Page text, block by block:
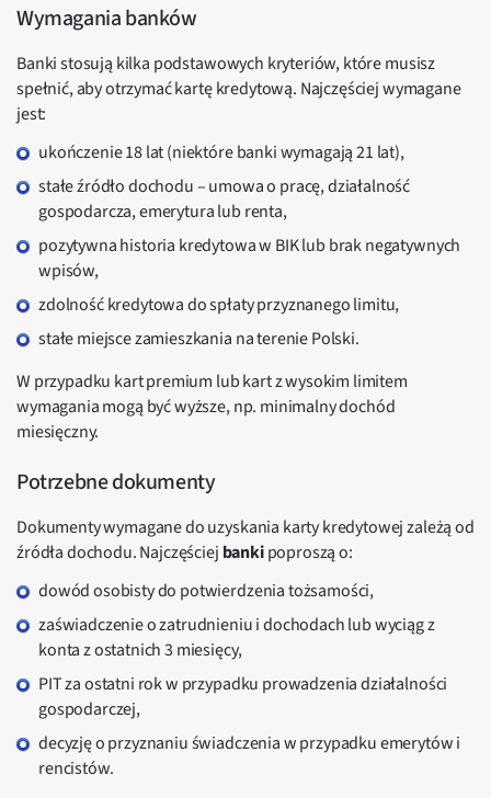
Wymagania banków
Banki stosują kilka podstawowych kryteriów, które musisz
spełnić, aby otrzymać kartę kredytową. Najczęściej wymagane
jest:
ukończenie 18 lat (niektóre banki wymagają 21 lat),
stałe źródło dochodu – umowa o pracę, działalność
gospodarcza, emerytura lub renta,
pozytywna historia kredytowa w BIK lub brak negatywnych
wpisów,
zdolność kredytowa do spłaty przyznanego limitu,
stałe miejsce zamieszkania na terenie Polski.
W przypadku kart premium lub kart z wysokim limitem
wymagania mogą być wyższe, np. minimalny dochód
miesięczny.
Potrzebne dokumenty
Dokumenty wymagane do uzyskania karty kredytowej zależą od
źródła dochodu. Najczęściej bankipoproszą o:
dowód osobisty do potwierdzenia tożsamości,
zaświadczenie o zatrudnieniu i dochodach lub wyciąg z
konta z ostatnich 3 miesięcy,
PIT za ostatni rok w przypadku prowadzenia działalności
gospodarczej,
decyzję o przyznaniu świadczenia w przypadku emerytów i
rencistów.